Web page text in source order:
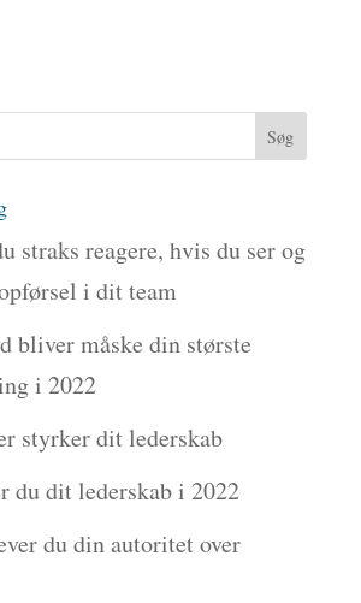
straks reagere, hvis du ser og
i dit team
bliver måske din største
i 2022
styrker dit lederskab
du dit lederskab i 2022
du din autoritet over